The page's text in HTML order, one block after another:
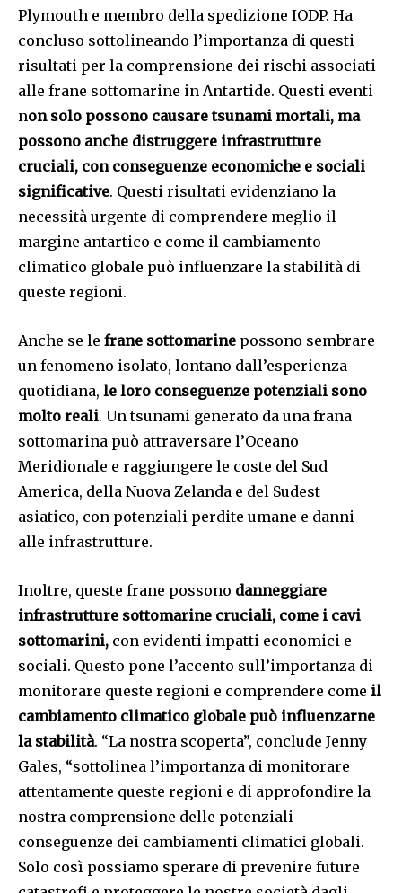
Plymouth e membro della spedizione IODP. Ha
concluso sottolineando l’importanza di questi
risultati per la comprensione dei rischi associati
alle frane sottomarine in Antartide. Questi eventi
non solo possono causare tsunami mortali, ma
possono anche distruggere infrastrutture
cruciali, con conseguenze economiche e sociali
significative. Questi risultati evidenziano la
necessità urgente di comprendere meglio il
margine antartico e come il cambiamento
climatico globale può influenzare la stabilità di
queste regioni.
Anche se le frane sottomarine possono sembrare
un fenomeno isolato, lontano dall’esperienza
quotidiana, le loro conseguenze potenziali sono
molto reali. Un tsunami generato da una frana
sottomarina può attraversare l’Oceano
Meridionale e raggiungere le coste del Sud
America, della Nuova Zelanda e del Sudest
asiatico, con potenziali perdite umane e danni
alle infrastrutture.
Inoltre, queste frane possono danneggiare
infrastrutture sottomarine cruciali, come i cavi
sottomarini, con evidenti impatti economici e
sociali. Questo pone l’accento sull’importanza di
monitorare queste regioni e comprendere come il
cambiamento climatico globale può influenzarne
la stabilità. “La nostra scoperta”, conclude Jenny
Gales, “sottolinea l’importanza di monitorare
attentamente queste regioni e di approfondire la
nostra comprensione delle potenziali
conseguenze dei cambiamenti climatici globali.
Solo così possiamo sperare di prevenire future